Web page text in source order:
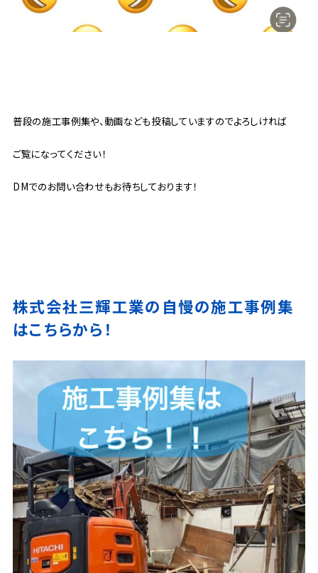
普段の施工事例集や、動画なども投稿していますのでよろしければ
ご覧になってください！
DMでのお問い合わせもお待ちしております！
株式会社三輝工業の自慢の施工事例集
はこちらから！